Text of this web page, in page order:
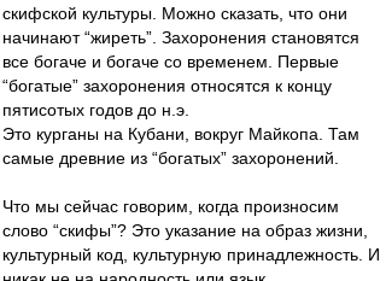
скифской культуры. Можно сказать, что они
начинают “жиреть”. Захоронения становятся
все богаче и богаче со временем. Первые
“богатые” захоронения относятся к концу
пятисотых годов до н.э.
Это курганы на Кубани, вокруг Майкопа. Там
самые древние из “богатых” захоронений.
Что мы сейчас говорим, когда произносим
слово “скифы”? Это указание на образ жизни,
культурный код, культурную принадлежность. И